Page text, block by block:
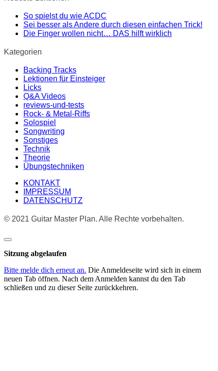
So spielst du wie ACDC
Sei besser als Andere durch diesen einfachen Trick!
Die Finger wollen nicht… DAS hilft wirklich
Kategorien
Backing Tracks
Lektionen für Einsteiger
Licks
Q&A Videos
reviews-und-tests
Rock- & Metal-Riffs
Solospiel
Songwriting
Sonstiges
Technik
Theorie
Übungstechniken
KONTAKT
IMPRESSUM
DATENSCHUTZ
© 2021 Guitar Master Plan. Alle Rechte vorbehalten.
Dialog
schließen
Sitzung abgelaufen
Bitte melde dich erneut an. Die Anmeldeseite wird sich in einem
neuen Tab öffnen. Nach dem Anmelden kannst du den Tab
schließen und zu dieser Seite zurückkehren.